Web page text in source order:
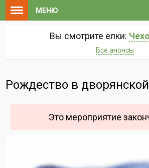
МЕНЮ
Вы смотрите ёлки:
Все анонсы
Рождество в
Это мероприятие